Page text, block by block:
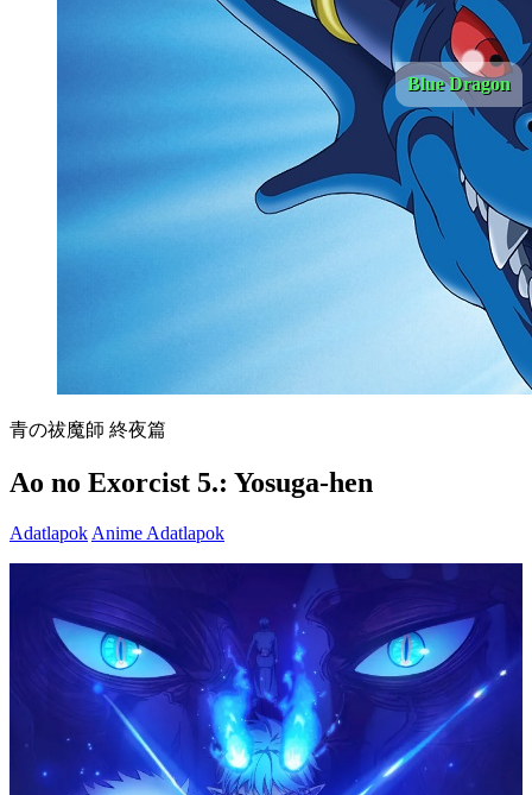
Blue Dragon
青の祓魔師 終夜篇
Ao no Exorcist 5.: Yosuga-hen
Adatlapok Anime Adatlapok